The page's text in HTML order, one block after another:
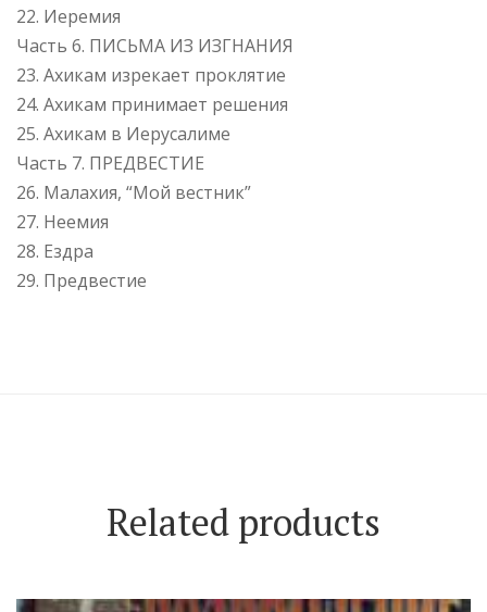
22. Иеремия
Часть 6. ПИСЬМА ИЗ ИЗГНАНИЯ
23. Ахикам изрекает проклятие
24. Ахикам принимает решения
25. Ахикам в Иерусалиме
Часть 7. ПРЕДВЕСТИЕ
26. Малахия, “Мой вестник”
27. Неемия
28. Ездра
29. Предвестие
Related products